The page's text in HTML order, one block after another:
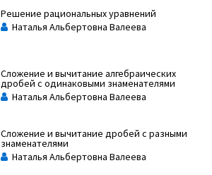
Решение рациональных уравнений
Наталья Альбертовна Валеева
Сложение и вычитание алгебраических
дробей с одинаковыми знаменателями
Наталья Альбертовна Валеева
Сложение и вычитание дробей с разными
знаменателями
Наталья Альбертовна Валеева